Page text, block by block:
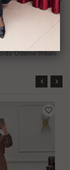
Kargo İmkanı
Ödeme İmkanı